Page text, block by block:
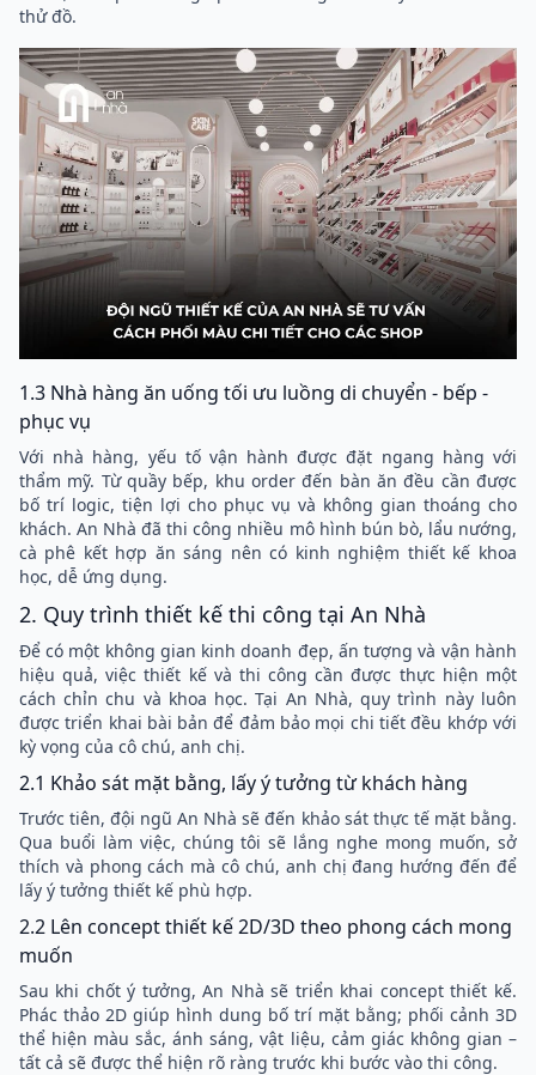
thử đồ.
1.3 Nhà hàng ăn uống tối ưu luồng di chuyển - bếp -
phục vụ
Với nhà hàng, yếu tố vận hành được đặt ngang hàng với
thẩm mỹ. Từ quầy bếp, khu order đến bàn ăn đều cần được
bố trí logic, tiện lợi cho phục vụ và không gian thoáng cho
khách. An Nhà đã thi công nhiều mô hình bún bò, lẩu nướng,
cà phê kết hợp ăn sáng nên có kinh nghiệm thiết kế khoa
học, dễ ứng dụng.
2. Quy trình thiết kế thi công tại An Nhà
Để có một không gian kinh doanh đẹp, ấn tượng và vận hành
hiệu quả, việc thiết kế và thi công cần được thực hiện một
cách chỉn chu và khoa học. Tại An Nhà, quy trình này luôn
được triển khai bài bản để đảm bảo mọi chi tiết đều khớp với
kỳ vọng của cô chú, anh chị.
2.1 Khảo sát mặt bằng, lấy ý tưởng từ khách hàng
Trước tiên, đội ngũ An Nhà sẽ đến khảo sát thực tế mặt bằng.
Qua buổi làm việc, chúng tôi sẽ lắng nghe mong muốn, sở
thích và phong cách mà cô chú, anh chị đang hướng đến để
lấy ý tưởng thiết kế phù hợp.
2.2 Lên concept thiết kế 2D/3D theo phong cách mong
muốn
Sau khi chốt ý tưởng, An Nhà sẽ triển khai concept thiết kế.
Phác thảo 2D giúp hình dung bố trí mặt bằng; phối cảnh 3D
thể hiện màu sắc, ánh sáng, vật liệu, cảm giác không gian –
tất cả sẽ được thể hiện rõ ràng trước khi bước vào thi công.